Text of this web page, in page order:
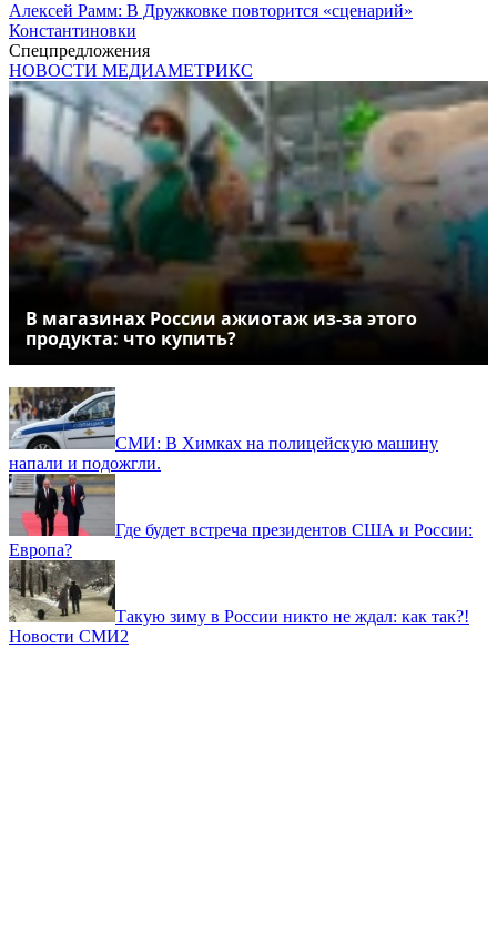
Алексей Рамм: В Дружковке повторится «сценарий»
Константиновки
Спецпредложения
НОВОСТИ МЕДИАМЕТРИКС
В магазинах России ажиотаж из-за этого
продукта: что купить?
СМИ: В Химках на полицейскую машину
напали и подожгли.
Где будет встреча президентов США и России:
Европа?
Такую зиму в России никто не ждал: как так?!
Новости СМИ2